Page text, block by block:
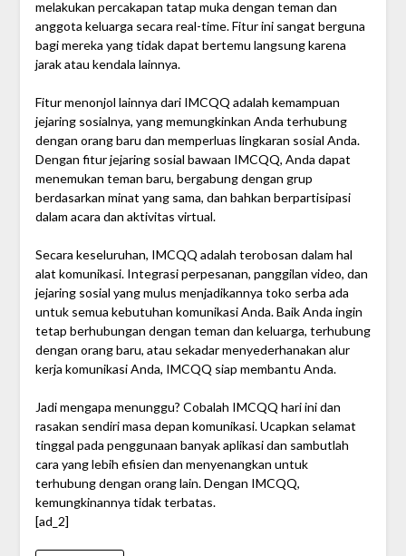
melakukan percakapan tatap muka dengan teman dan
anggota keluarga secara real-time. Fitur ini sangat berguna
bagi mereka yang tidak dapat bertemu langsung karena
jarak atau kendala lainnya.
Fitur menonjol lainnya dari IMCQQ adalah kemampuan
jejaring sosialnya, yang memungkinkan Anda terhubung
dengan orang baru dan memperluas lingkaran sosial Anda.
Dengan fitur jejaring sosial bawaan IMCQQ, Anda dapat
menemukan teman baru, bergabung dengan grup
berdasarkan minat yang sama, dan bahkan berpartisipasi
dalam acara dan aktivitas virtual.
Secara keseluruhan, IMCQQ adalah terobosan dalam hal
alat komunikasi. Integrasi perpesanan, panggilan video, dan
jejaring sosial yang mulus menjadikannya toko serba ada
untuk semua kebutuhan komunikasi Anda. Baik Anda ingin
tetap berhubungan dengan teman dan keluarga, terhubung
dengan orang baru, atau sekadar menyederhanakan alur
kerja komunikasi Anda, IMCQQ siap membantu Anda.
Jadi mengapa menunggu? Cobalah IMCQQ hari ini dan
rasakan sendiri masa depan komunikasi. Ucapkan selamat
tinggal pada penggunaan banyak aplikasi dan sambutlah
cara yang lebih efisien dan menyenangkan untuk
terhubung dengan orang lain. Dengan IMCQQ,
kemungkinannya tidak terbatas.
[ad_2]